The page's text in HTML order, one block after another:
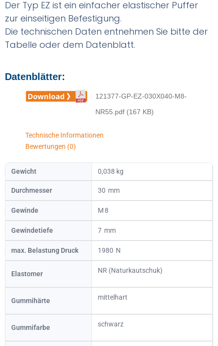
Der Typ EZ ist ein einfacher elastischer Puffer
zur einseitigen Befestigung.
Die technischen Daten entnehmen Sie bitte der
Tabelle oder dem Datenblatt.
Datenblätter:
121377-GP-EZ-030X040-M8-
NR55.pdf (167 KB)
Technische Informationen
Bewertungen (0)
Gewicht 0,038 kg
Durchmesser 30
Gewinde 8
Gewindetiefe 7
max. Belastung Druck 1980
Elastomer NR (Naturkautschuk)
Gummihärte mittelhart
Gummifarbe schwarz